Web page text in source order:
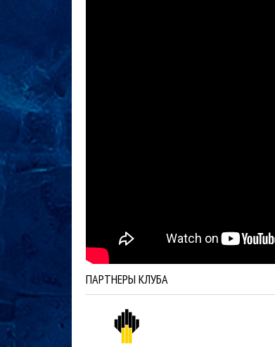
ПАРТНЕРЫ КЛУБА